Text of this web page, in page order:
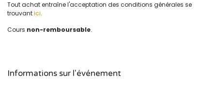
Tout achat entraîne l'acceptation des conditions générales se
trouvantici.
Cours non-remboursable.
Informations sur l'événement